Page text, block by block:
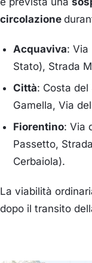
circolazione
Acquaviva: Via
Stato), Strada
Città: Costa del
Gamella, Via
Fiorentino: Via
Passetto,
Cerbaiola).
La viabilità
dopo il transito